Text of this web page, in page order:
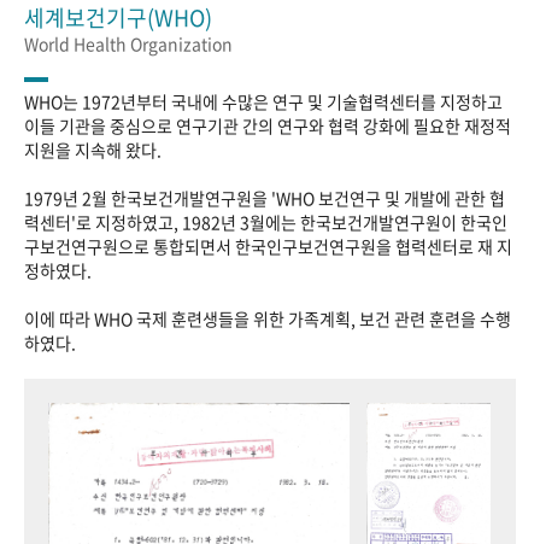
세계보건기구(WHO)
World Health Organization
WHO는 1972년부터 국내에 수많은 연구 및 기술협력센터를 지정하고
이들 기관을 중심으로 연구기관 간의 연구와 협력 강화에 필요한 재정적
지원을 지속해 왔다.
1979년 2월 한국보건개발연구원을 'WHO 보건연구 및 개발에 관한 협
력센터'로 지정하였고, 1982년 3월에는 한국보건개발연구원이 한국인
구보건연구원으로 통합되면서 한국인구보건연구원을 협력센터로 재 지
정하였다.
이에 따라 WHO 국제 훈련생들을 위한 가족계획, 보건 관련 훈련을 수행
하였다.